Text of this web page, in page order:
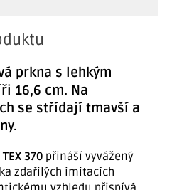
prkna s lehkým
16,6 cm. Na
se střídají tmavší a
TEX 370 přináší vyvážený
zdařilých imitacích